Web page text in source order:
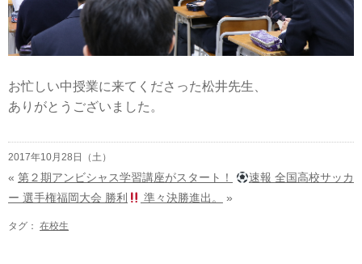
お忙しい中授業に来てくださった松井先生、
ありがとうございました。
2017年10月28日（土）
« 第２期アンビシャス学習講座がスタート！
速報 全国高校サッカ
ー 選手権福岡大会 勝利
準々決勝進出。 »
タグ： 在校生